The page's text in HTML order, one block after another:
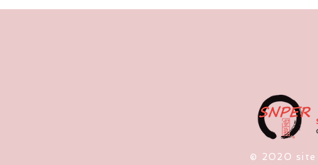
​© 2020 site